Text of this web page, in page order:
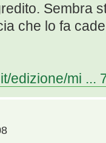
Sembra
che lo fa
edizione/mi ...